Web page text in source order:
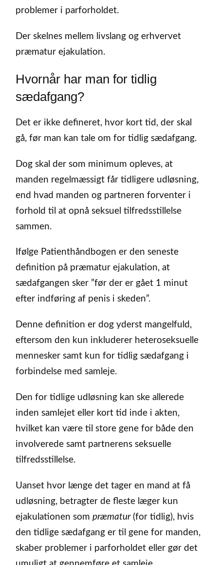
problemer i parforholdet.
Der skelnes mellem livslang og erhvervet
præmatur ejakulation.
Hvornår har man for tidlig
sædafgang?
Det er ikke defineret, hvor kort tid, der skal
gå, før man kan tale om for tidlig sædafgang.
Dog skal der som minimum opleves, at
manden regelmæssigt får tidligere udløsning,
end hvad manden og partneren forventer i
forhold til at opnå seksuel tilfredsstillelse
sammen.
Ifølge Patienthåndbogen er den seneste
definition på præmatur ejakulation, at
sædafgangen sker ”før der er gået 1 minut
efter indføring af penis i skeden”.
Denne definition er dog yderst mangelfuld,
eftersom den kun inkluderer heteroseksuelle
mennesker samt kun for tidlig sædafgang i
forbindelse med samleje.
Den for tidlige udløsning kan ske allerede
inden samlejet eller kort tid inde i akten,
hvilket kan være til store gene for både den
involverede samt partnerens seksuelle
tilfredsstillelse.
Uanset hvor længe det tager en mand at få
udløsning, betragter de fleste læger kun
ejakulationen som præmatur (for tidlig), hvis
den tidlige sædafgang er til gene for manden,
skaber problemer i parforholdet eller gør det